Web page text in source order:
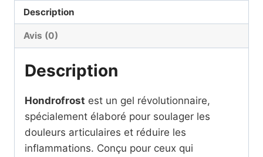
Description
Avis (0)
Description
Hondrofrost est un gel révolutionnaire,
spécialement élaboré pour soulager les
douleurs articulaires et réduire les
inflammations. Conçu pour ceux qui